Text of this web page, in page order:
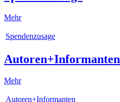
Mehr
Spendenzusage
Autoren+Informanten
Mehr
Autoren+Informanten